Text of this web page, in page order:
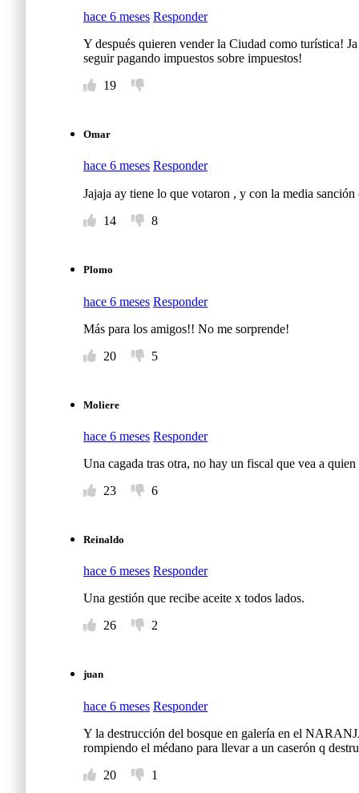
hace 6 meses Responder
Y después quieren vender la Ciudad como turística!
seguir pagando impuestos sobre impuestos!
19
Omar
hace 6 meses Responder
Jajaja ay tiene lo que votaron , y con la media
14
8
Plomo
hace 6 meses Responder
Más para los amigos!! No me sorprende!
20
5
Moliere
hace 6 meses Responder
Una cagada tras otra, no hay un fiscal que vea a
23
6
Reinaldo
hace 6 meses Responder
Una gestión que recibe aceite x todos lados.
26
2
juan
hace 6 meses Responder
Y la destrucción del bosque en galería en el
rompiendo el médano para llevar a un caserón q
20
1